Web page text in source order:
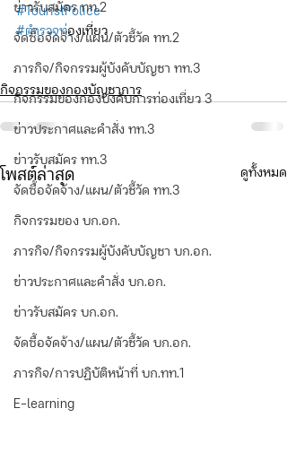
ข่าวรับสมัคร ทท.2
จัดซื้อจัดจ้าง/แผน/ตัวชี้วัด ทท.2
ภารกิจ/กิจกรรมผู้บังคับบัญชา ทท.3
กิจกรรมของกองบังคับการท่องเที่ยว 3
ข่าวประกาศและคำสั่ง ทท.3
ข่าวรับสมัคร ทท.3
จัดซื้อจัดจ้าง/แผน/ตัวชี้วัด ทท.3
กิจกรรมของ บก.อก.
ภารกิจ/กิจกรรมผู้บังคับบัญชา บก.อก.
ข่าวประกาศและคำสั่ง บก.อก.
ข่าวรับสมัคร บก.อก.
จัดซื้อจัดจ้าง/แผน/ตัวชี้วัด บก.อก.
ภารกิจ/การปฏิบัติหน้าที่ บก.ทท.1
E-learning
#TouristPolice
#ตำรวจท่องเที่ยว
กิจกรรมของกองบัญชาการ
โพสต์ล่าสุด ดูทั้งหมด